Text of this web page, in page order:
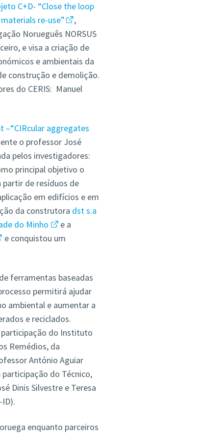
C+D- “Close the loop
re-use”
,
Norueguês NORSUS
e visa a criação de
e ambientais da
construção e demolição.
do CERIS: Manuel
–“CIRcular aggregates
o professor José
pelos investigadores:
principal objetivo o
de resíduos de
em edifícios e em
da construtora dst s.a
do Minho
e a
e conquistou um
ferramentas baseadas
permitirá ajudar
ambiental e aumentar a
e reciclados.
do Instituto
Remédios, da
António Aguiar
do Técnico,
Dinis Silvestre e Teresa
ID).
enquanto parceiros